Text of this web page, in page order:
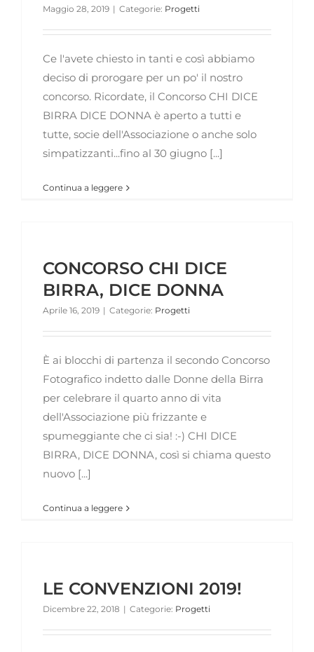
Maggio 28, 2019 | Categorie: Progetti
Ce l'avete chiesto in tanti e così abbiamo
deciso di prorogare per un po' il nostro
concorso. Ricordate, il Concorso CHI DICE
BIRRA DICE DONNA è aperto a tutti e
tutte, socie dell'Associazione o anche solo
simpatizzanti...fino al 30 giugno [...]
Continua a leggere
CONCORSO CHI DICE
BIRRA, DICE DONNA
Aprile 16, 2019 | Categorie: Progetti
È ai blocchi di partenza il secondo Concorso
Fotografico indetto dalle Donne della Birra
per celebrare il quarto anno di vita
dell'Associazione più frizzante e
spumeggiante che ci sia! :-) CHI DICE
BIRRA, DICE DONNA, così si chiama questo
nuovo [...]
Continua a leggere
LE CONVENZIONI 2019!
Dicembre 22, 2018 | Categorie: Progetti